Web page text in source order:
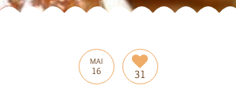
MAI
16 31